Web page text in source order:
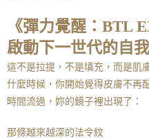
《彈力覺醒：BTL
啟動下一世代的自我
這不是拉提，不是填充，而是肌
什麼時候，你開始覺得皮膚不再
時間流過，妳的鏡子裡出現了：
那條越來越深的法令紋